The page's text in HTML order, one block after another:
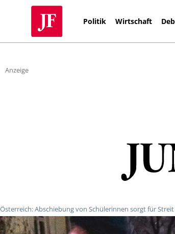
Politik Wirtschaft
Anzeige
Österreich: Abschiebung von Schülerinnen sorgt für